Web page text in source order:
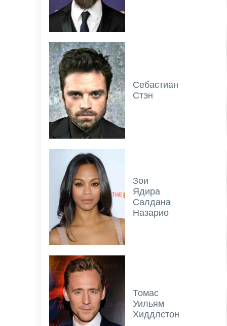
Себастиан
Стэн
Зои
Ядира
Салдана
Назарио
Томас
Уильям
Хиддлстон